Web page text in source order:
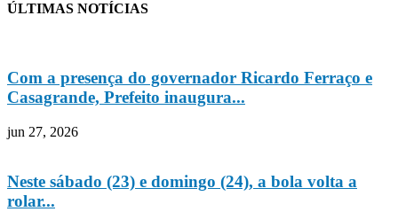
ÚLTIMAS NOTÍCIAS
Com a presença do governador Ricardo Ferraço e
Casagrande, Prefeito inaugura...
jun 27, 2026
Neste sábado (23) e domingo (24), a bola volta a
rolar...